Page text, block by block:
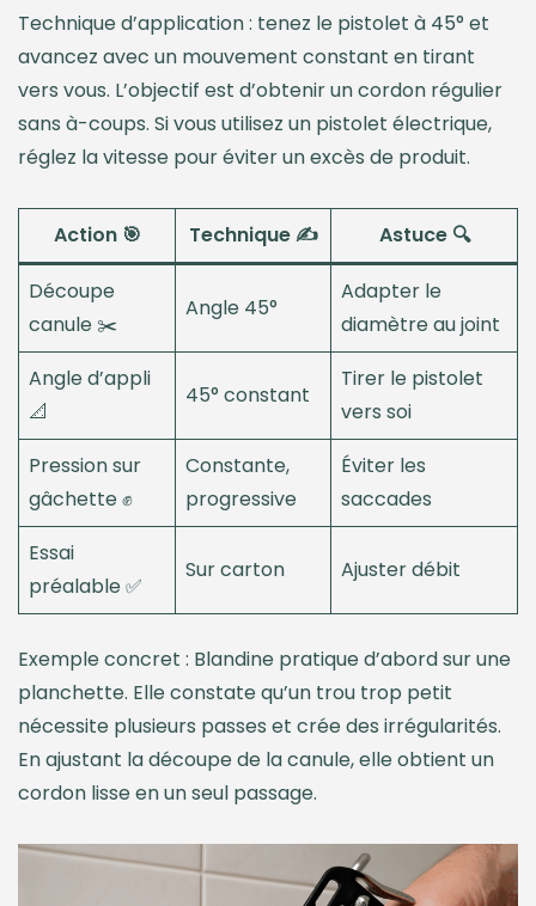
Technique d’application : tenez le pistolet à 45° et
avancez avec un mouvement constant en tirant
vers vous. L’objectif est d’obtenir un cordon régulier
sans à-coups. Si vous utilisez un pistolet électrique,
réglez la vitesse pour éviter un excès de produit.
Action 🎯 Technique ✍️ Astuce 🔍
Découpe
canule ✂️
Angle 45°
Adapter le
diamètre au joint
Angle d’appli
📐
45° constant
Tirer le pistolet
vers soi
Pression sur
gâchette ✊
Constante,
progressive
Éviter les
saccades
Essai
préalable ✅
Sur carton Ajuster débit
Exemple concret : Blandine pratique d’abord sur une
planchette. Elle constate qu’un trou trop petit
nécessite plusieurs passes et crée des irrégularités.
En ajustant la découpe de la canule, elle obtient un
cordon lisse en un seul passage.